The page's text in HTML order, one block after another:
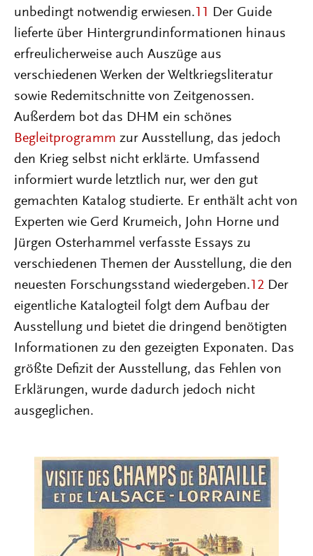
unbedingt notwendig erwiesen. 11 Der Guide
lieferte über Hintergrundinformationen hinaus
erfreulicherweise auch Auszüge aus
verschiedenen Werken der Weltkriegsliteratur
sowie Redemitschnitte von Zeitgenossen.
Außerdem bot das DHM ein schönes
Begleitprogramm zur Ausstellung, das jedoch
den Krieg selbst nicht erklärte. Umfassend
informiert wurde letztlich nur, wer den gut
gemachten Katalog studierte. Er enthält acht von
Experten wie Gerd Krumeich, John Horne und
Jürgen Osterhammel verfasste Essays zu
verschiedenen Themen der Ausstellung, die den
neuesten Forschungsstand wiedergeben. 12 Der
eigentliche Katalogteil folgt dem Aufbau der
Ausstellung und bietet die dringend benötigten
Informationen zu den gezeigten Exponaten. Das
größte Defizit der Ausstellung, das Fehlen von
Erklärungen, wurde dadurch jedoch nicht
ausgeglichen.